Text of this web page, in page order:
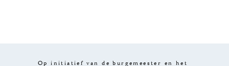
Op initiatief van de burgemeester en het